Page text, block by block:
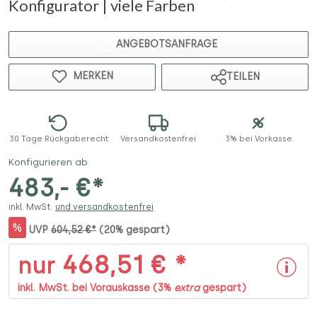
Konfigurator | viele Farben
ANGEBOTSANFRAGE
MERKEN TEILEN
30 Tage Rückgaberecht Versandkostenfrei 3% bei Vorkasse
Konfigurieren ab
483,- €*
inkl. MwSt. und versandkostenfrei
% UVP 604,52 €* (20% gespart)
nur 468,51 € *
inkl. MwSt. bei Vorauskasse (3% extragespart)